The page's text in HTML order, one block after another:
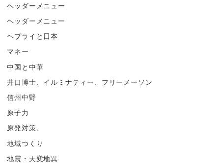
ヘッダーメニュー
ヘッダーメニュー
ヘブライと日本
マネー
中国と中華
井口博士、イルミナティー、フリーメーソン
信州中野
原子力
原発対策、
地域つくり
地震・天変地異